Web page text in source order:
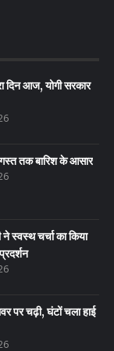
दिन आज, योगी सरकार
तक बारिश के आसार
स्वस्थ चर्चा का किया
पर चढ़ी, घंटों चला हाई